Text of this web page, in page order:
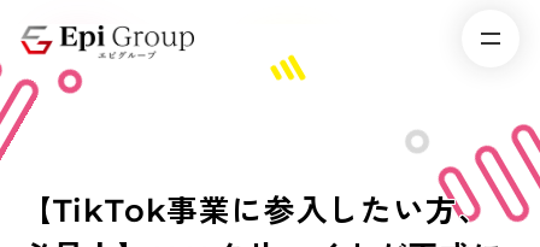
【TikTok事業に参入したい方、